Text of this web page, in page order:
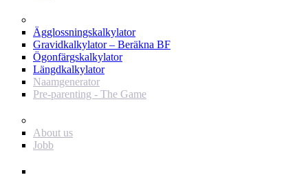
Ägglossningskalkylator
Gravidkalkylator – Beräkna BF
Ögonfärgskalkylator
Längdkalkylator
Naamgenerator
Pre-parenting - The Game
About us
Jobb